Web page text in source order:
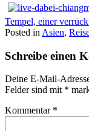
Tempel, einer
Posted in Asien,
Schreibe einen
Deine E-Mail-
Felder sind mit *
Kommentar *